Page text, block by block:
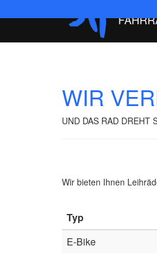
WIR
UND DAS RAD DREHT
Wir bieten Ihnen
Typ
E-Bike